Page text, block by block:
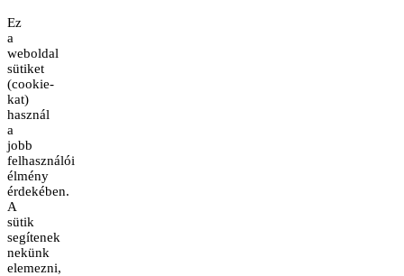
Ez
a
weboldal
sütiket
(cookie-
kat)
használ
a
jobb
felhasználói
élmény
érdekében.
A
sütik
segítenek
nekünk
elemezni,